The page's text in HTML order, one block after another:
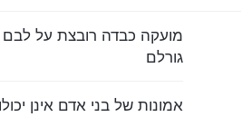
מועקה כבדה רובצת על
גורלם
אמונות של בני אדם אינן